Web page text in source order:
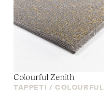
Colourful Zenith
TAPPETI / COLOURFUL